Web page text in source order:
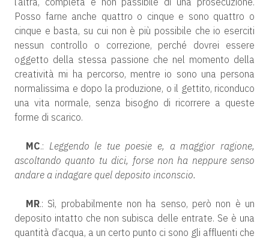
Posso farne anche quattro o cinque e sono quattro o
cinque e basta, su cui non è più possibile che io eserciti
nessun controllo o correzione, perché dovrei essere
oggetto della stessa passione che nel momento della
creatività mi ha percorso, mentre io sono una persona
normalissima e dopo la produzione, o il gettito, riconduco
una vita normale, senza bisogno di ricorrere a queste
forme di scarico.
MC.: Leggendo le tue poesie e, a maggior ragione,
ascoltando quanto tu dici, forse non ha neppure senso
andare a indagare quel deposito inconscio.
MR.: Sì, probabilmente non ha senso, però non è un
deposito intatto che non subisca delle entrate. Se è una
quantità d’acqua, a un certo punto ci sono gli affluenti che